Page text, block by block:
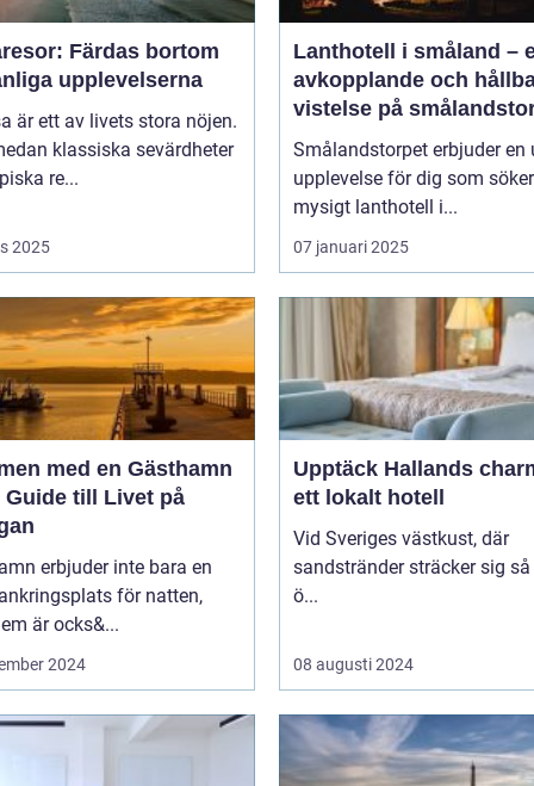
Färdas bortom
upplevelserna
är ett av livets stora nöjen.
klassiska sevärdheter
re...
2025
Lanthotell i småland –
avkopplande och
vistelse på
Smålandstorpet erbjuder en
upplevelse för dig som
mysigt lanthotell i...
07 januari 2025
med en Gästhamn
Guide till Livet på
erbjuder inte bara en
för natten,
är ocks&...
2024
Upptäck Hallands
ett lokalt hotell
Vid Sveriges västkust, där
sandstränder sträcker sig
ö...
08 augusti 2024